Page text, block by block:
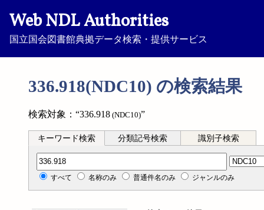
Web NDL Authorities
国立国会図書館典拠データ検索・提供サービス
336.918(NDC10) の検索結果
検索対象：“336.918 (NDC10)”
キーワード検索 分類記号検索 識別子検索
分類記号検索
すべて 名称のみ 普通件名のみ ジャンルのみ